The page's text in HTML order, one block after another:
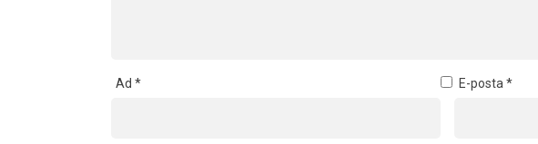
Ad * E-posta*